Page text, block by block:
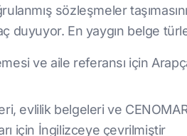
sözleşmeler
duyuyor. En yaygın belge
ve aile referansı için
evlilik belgeleri ve
için İngilizceye çevrilmiştir